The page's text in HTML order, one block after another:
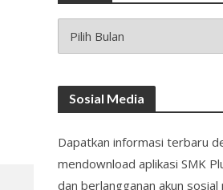
Sosial Media
Dapatkan informasi terbaru
mendownload aplikasi SMK
dan berlangganan akun sosial